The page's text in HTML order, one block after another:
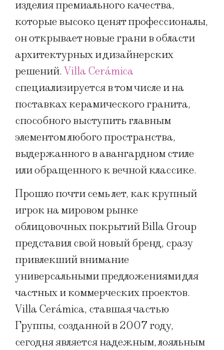
изделия премиального качества,
которые высоко ценят профессионалы,
он открывает новые грани в области
архитектурных и дизайнерских
решений.Villa Cerámica
специализируется в том числе и на
поставках керамического гранита,
способного выступить главным
элементом любого пространства,
выдержанного в авангардном стиле
или обращенного к вечной классике.
Прошло почти семь лет, как крупный
игрок на мировом рынке
облицовочных покрытий Billa Group
представил свой новый бренд, сразу
привлекший внимание
универсальными предложениями для
частных и коммерческих проектов.
Villa Cerámica, ставшая частью
Группы, созданной в 2007 году,
сегодня является надежным, лояльным